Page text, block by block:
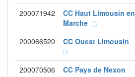
200071942
CC Haut Limousin en
Marche
200066520 CC Ouest Limousin
200070506
CC Pays de Nexon